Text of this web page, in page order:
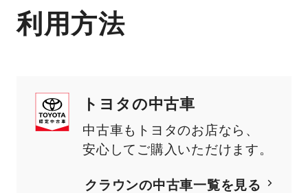
利用方法
トヨタの中古車
中古車もトヨタのお店なら、
安心してご購入いただけます。
クラウンの中古車一覧を見る